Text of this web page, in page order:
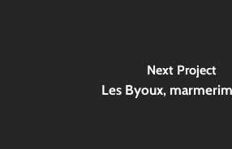
Next Project
Les Byoux,